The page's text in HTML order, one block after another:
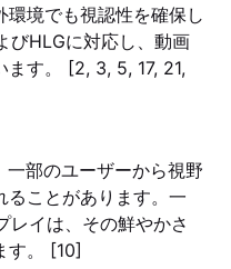
環境でも視認性を確保し
びHLGに対応し、動画
ます。 [2, 3, 5, 17, 21,
部のユーザーから視野
ることがあります。一
イは、その鮮やかさ
す。 [10]